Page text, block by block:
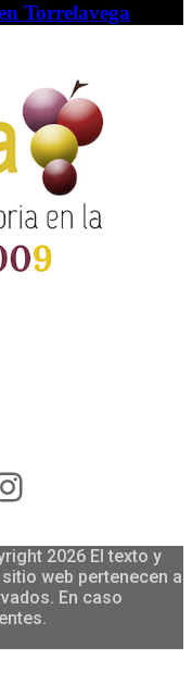
Torrelavega
2026 El texto y
web pertenecen a
En caso